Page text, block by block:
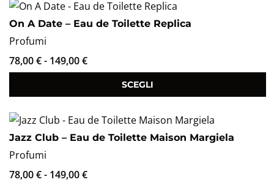
On A Date – Eau de Toilette Replica
Profumi
78,00€- 149,00€
SCEGLI
Jazz Club – Eau de Toilette Maison Margiela
Profumi
78,00€- 149,00€